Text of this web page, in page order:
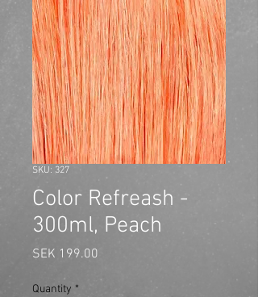
SKU: 327
Color Refreash -
300ml, Peach
SEK 199.00
Quantity *